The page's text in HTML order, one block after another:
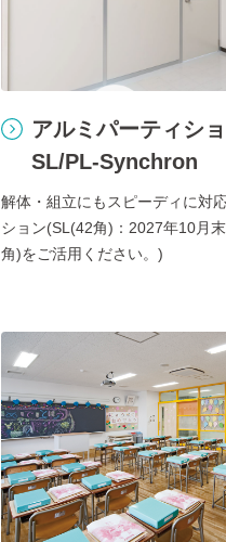
アルミパーティシ
SL/PL-Synchron
解体・組立にもスピーディに対
ション(SL(42角)：2027年10月
角)をご活用ください。)